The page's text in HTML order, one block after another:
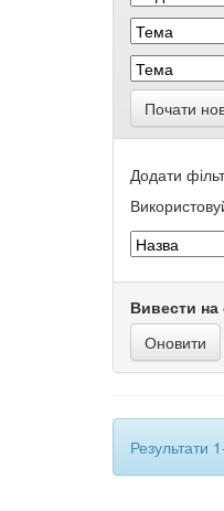
Почати
Додати
Вивести на
Результати